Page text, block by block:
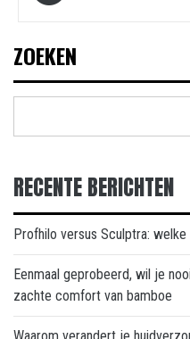
ZOEKEN
RECENTE BERICHTEN
Profhilo versus Sculptra:
Eenmaal geprobeerd, wil je
zachte comfort van bamboe
Waarom verandert je